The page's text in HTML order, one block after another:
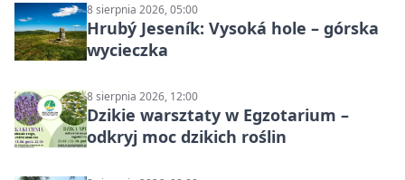
8 sierpnia 2026, 05:00
Hrubý Jeseník: Vysoká hole – górska
wycieczka
8 sierpnia 2026, 12:00
Dzikie warsztaty w Egzotarium –
odkryj moc dzikich roślin